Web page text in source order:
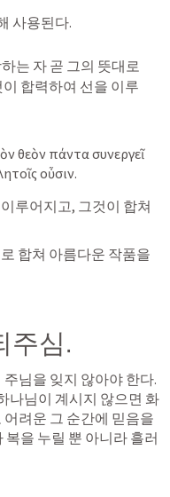
사용된다.
는 자 곧 그의 뜻대로
합력하여 선을 이루
θεὸν πάντα συνεργεῖ
οὖσιν.
루어지고, 그것이 합쳐
합쳐 아름다운 작품을
주심.
님을 잊지 않아야 한다.
나님이 계시지 않으면 화
려운 그 순간에 믿음을
복을 누릴 뿐 아니라 흘러